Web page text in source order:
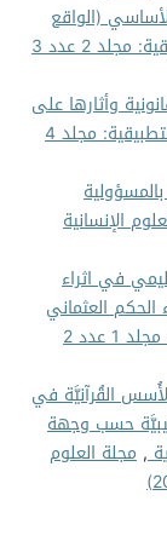
(الواقع
مجلة العلوم الإنسانية والتطبيقية: مجلد 2 عدد 3
وأثارها على
مجلة العلوم الإنسانية والتطبيقية: مجلد 4
الإنسانية
في اثراء
الحكم العثماني
مجلة العلوم الإنسانية والتطبيقية: مجلد 1 عدد 2
القُرآنيَّة في
حسب وجهة
, مجلة العلوم